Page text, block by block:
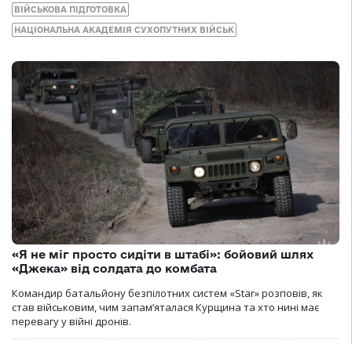
ВІЙСЬКОВА ПІДГОТОВКА
НАЦІОНАЛЬНА АКАДЕМІЯ СУХОПУТНИХ ВІЙСЬК
«Я не міг просто сидіти в штабі»: бойовий шлях
«Джека» від солдата до комбата
Командир батальйону безпілотних систем «Star» розповів, як
став військовим, чим запам’яталася Курщина та хто нині має
перевагу у війні дронів.